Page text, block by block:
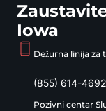
Iowa
Dežurna linija
(855) 614-4692
Pozivni centar